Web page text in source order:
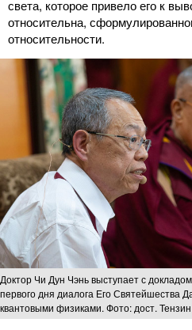
света, которое привело его к
относительна,
относительности.
Доктор Чи Дун Чэнь выступает с
первого дня диалога Его Святейшества
квантовыми физиками. Фото: дост.